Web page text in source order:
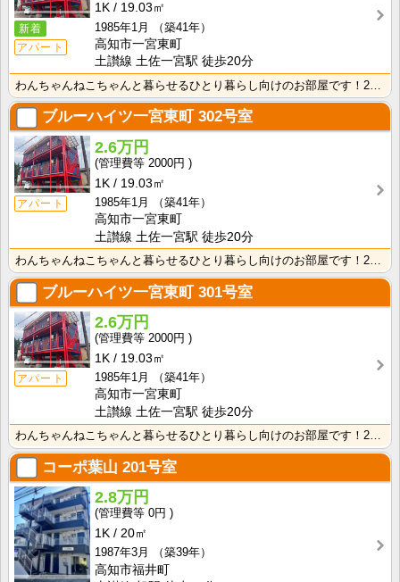
新着
アパート
1K
19.03㎡
1985年1月
（築41年）
高知市一宮東町
土讃線 土佐一宮駅 徒歩20分
ブルーハイツ一宮東町 302号室
アパート
2.6万円
2000円
1K
19.03㎡
1985年1月
（築41年）
高知市一宮東町
土讃線 土佐一宮駅 徒歩20分
ブルーハイツ一宮東町301号室
アパート
2.6万円
2000円
1K
19.03㎡
1985年1月
（築41年）
高知市一宮東町
土讃線 土佐一宮駅 徒歩20分
コーポ葉山 201号室
2.8万円
0円
1K
20㎡
1987年3月
（築39年）
高知市福井町